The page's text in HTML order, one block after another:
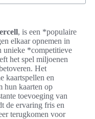
, is een *populaire
elkaar opnemen in
unieke *competitieve
het spel miljoenen
Het
kaartspellen en
hun kaarten op
toevoeging van
de ervaring fris en
terugkomen voor